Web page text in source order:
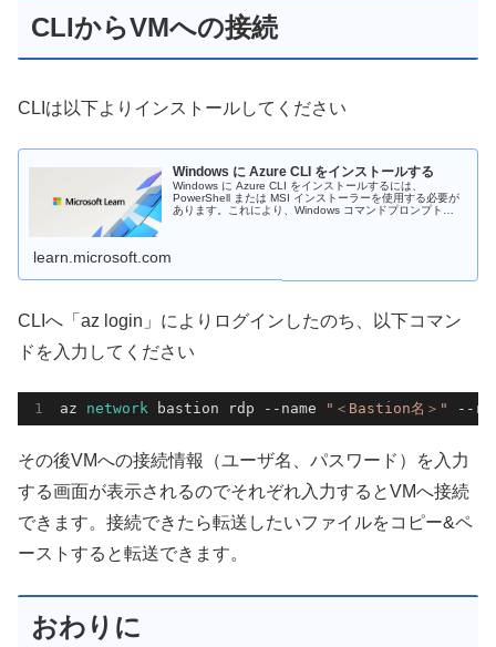
CLIからVMへの接続
CLIは以下よりインストールしてください
Windows に Azure CLI をインストールする
Windows に Azure CLI をインストールするには、
PowerShell または MSI インストーラーを使用する必要が
あります。これにより、Windows コマンドプロンプト
learn.microsoft.com
CLIへ「az login」によりログインしたのち、以下コマン
ドを入力してください
az network bastion rdp --name "＜Bastion名＞" --
その後VMへの接続情報（ユーザ名、パスワード）を入力
する画面が表示されるのでそれぞれ入力するとVMへ接続
できます。接続できたら転送したいファイルをコピー&ペ
ーストすると転送できます。
おわりに